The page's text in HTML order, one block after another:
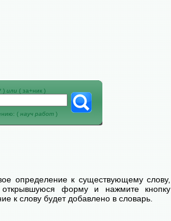
) или ( за+ник )
( науч работ )
определение к существующему слову,
форму и нажмите кнопку
к слову будет добавлено в словарь.